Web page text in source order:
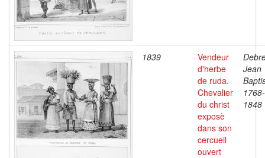
1839
Vendeur
d'herbe
de ruda.
Chevalier
du christ
exposè
dans son
cercueil
ouvert
Jean
1768-
1848